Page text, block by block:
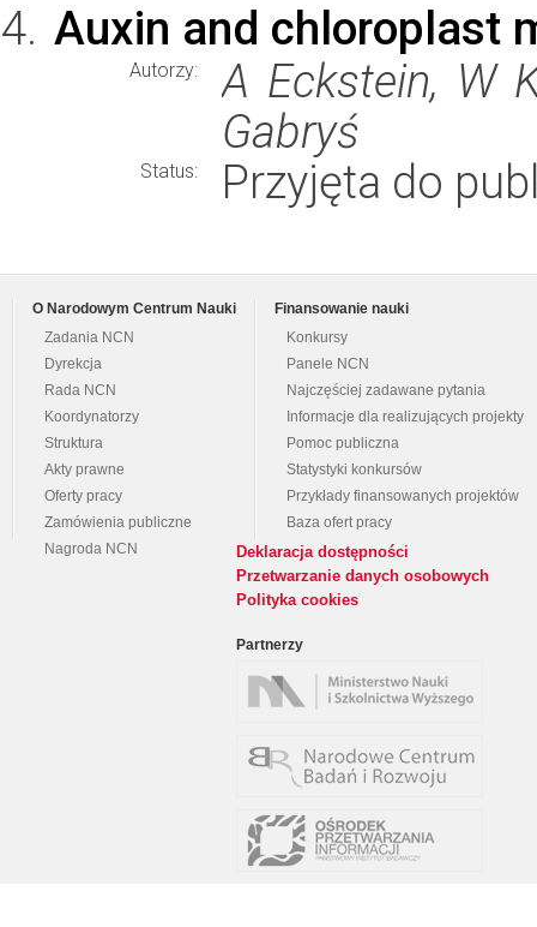
Auxin and chloroplast
Autorzy:
A Eckstein, W
Gabryś
Status: Przyjęta do
O Narodowym Centrum Nauki
Zadania NCN
Dyrekcja
Rada NCN
Koordynatorzy
Struktura
Akty prawne
Oferty pracy
Zamówienia publiczne
Nagroda NCN
Finansowanie nauki
Konkursy
Panele NCN
Najczęściej zadawane pytania
Informacje dla realizujących projekty
Pomoc publiczna
Statystyki konkursów
Przykłady finansowanych projektów
Baza ofert pracy
Deklaracja dostępności
Przetwarzanie danych osobowych
Polityka cookies
Partnerzy